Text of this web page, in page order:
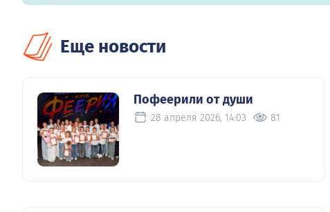
Еще новости
Пофеерили от души
28 апреля 2026, 14:03 81